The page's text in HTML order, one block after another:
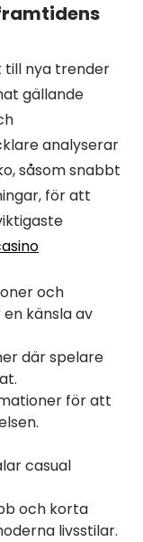
nya trender
gällande
analyserar
såsom snabbt
för att
och
känsla av
där spelare
för att
casual
och korta
livsstilar.